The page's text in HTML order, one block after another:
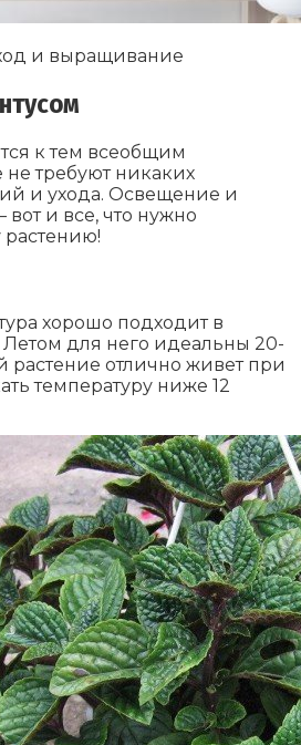
и выращивание
к тем всеобщим
требуют никаких
и ухода. Освещение и
и все, что нужно
растению!
хорошо подходит в
Летом для него идеальны 20-
растение отлично живет при
температуру ниже 12